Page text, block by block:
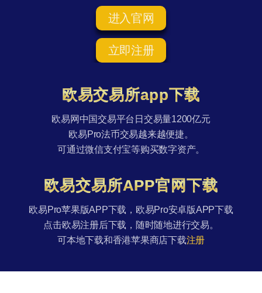
进入官网
立即注册
欧易交易所app下载
欧易网中国交易平台日交易量1200亿元
欧易Pro法币交易越来越便捷。
可通过微信支付宝等购买数字资产。
欧易交易所APP官网下载
欧易Pro苹果版APP下载，欧易Pro安卓版APP下载
点击欧易注册后下载，随时随地进行交易。
可本地下载和香港苹果商店下载注册